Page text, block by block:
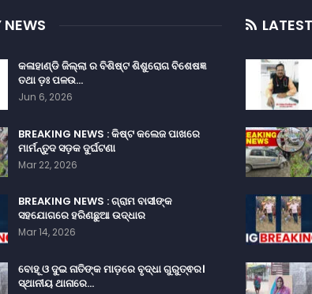
NEWS
କଳାହାଣ୍ଡି ଜିଲ୍ଲା ର ବିଶିଷ୍ଟ ଶିଶୁରୋଗ ବିଶେଷଜ୍ଞ
ତଥା ଡ଼ଃ ପଳଉ…
Jun 6, 2026
BREAKING NEWS : କିଷ୍ଟ କଲେଜ ପାଖରେ
ମାର୍ମନ୍ତୁଦ ସଡ଼କ ଦୁର୍ଘଟଣା
Mar 22, 2026
BREAKING NEWS : ଗ୍ରାମ ବାସୀଙ୍କ
ସହଯୋଗରେ ହରିଣଛୁଆ ଉଦ୍ଧାର
Mar 14, 2026
ବୋହୂ ଓ ଦୁଇ ନାତିଙ୍କ ମାଡ଼ରେ ବୃଦ୍ଧା ଗୁରୁତ୍ଵର।
ସ୍ଥାନୀୟ ଥାନାରେ…